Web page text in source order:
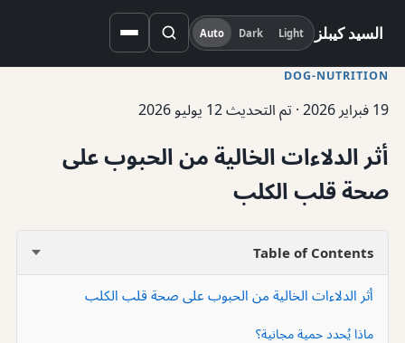
السيد كيبلز Light
Dark
Auto
DOG-NUTRITION
19 فبراير 2026 · تم التحديث 12 يوليو 2026
أثر الدلاءات الخالية من الحبوب على
صحة قلب الكلب
Table of Contents
أثر الدلاءات الخالية من الحبوب على صحة قلب الكلب
ماذا يُحدد حمية مجانية؟